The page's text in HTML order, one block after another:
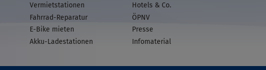
Vermietstationen
Fahrrad-Reparatur
E-Bike mieten
Akku-Ladestationen
Hotels & Co.
ÖPNV
Presse
Infomaterial